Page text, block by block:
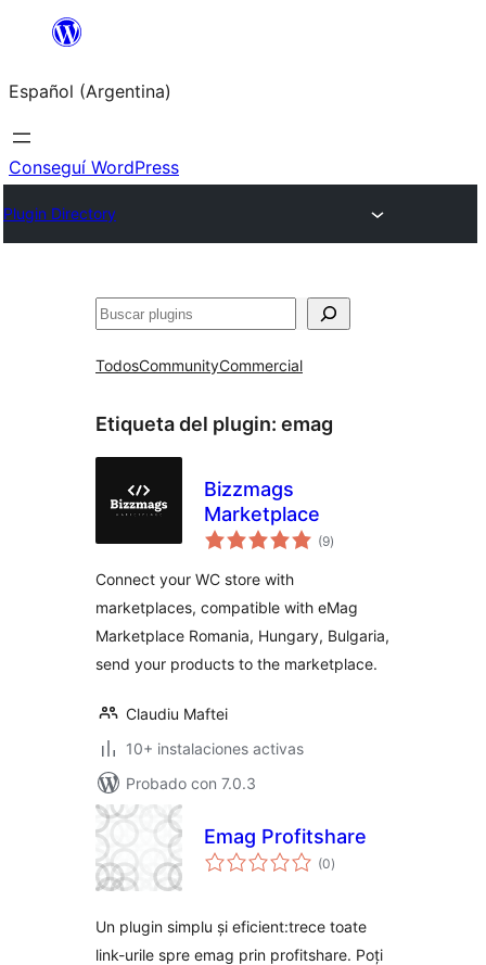
Saltar
contenido
Español (Argentina)
Conseguí WordPress
Plugin Directory
Buscar
TodosCommunityCommercial
Etiqueta del plugin: emag
Bizzmags
Marketplace
(9total
de
)
Connect your WC store with
marketplaces, compatible with eMag
Marketplace Romania, Hungary, Bulgaria,
send your products to the marketplace.
Claudiu Maftei
10+ instalaciones activas
Probado con 7.0.3
Emag Profitshare
(0total
de
)
Un plugin simplu și eficient:trece toate
link-urile spre emag prin profitshare. Poți